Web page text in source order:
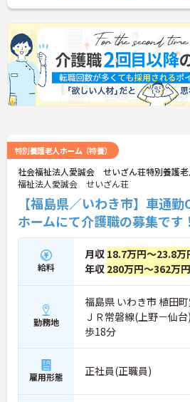
特別養護老人ホーム（特養）
社会福祉法人愛誠会 せいざん荘特別養護
福祉法人愛誠会 せいざん荘
【福島県／いわき市】車通
ホームにて介護職の募集です！
給料
月収 18.7万円～23.8万
年収 280万円～362万円
勤務地
福島県 いわき市 植田
ＪＲ常磐線(上野－仙
歩18分
雇用形態 正社員(正職員)